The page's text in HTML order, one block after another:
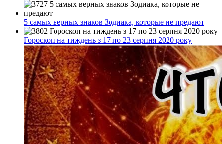
5 самых верных знаков Зодиака, которые не предают
Гороскоп на тиждень з 17 по 23 серпня 2020 року